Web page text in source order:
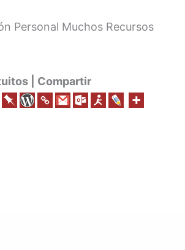
Personal Muchos Recursos
| Compartir